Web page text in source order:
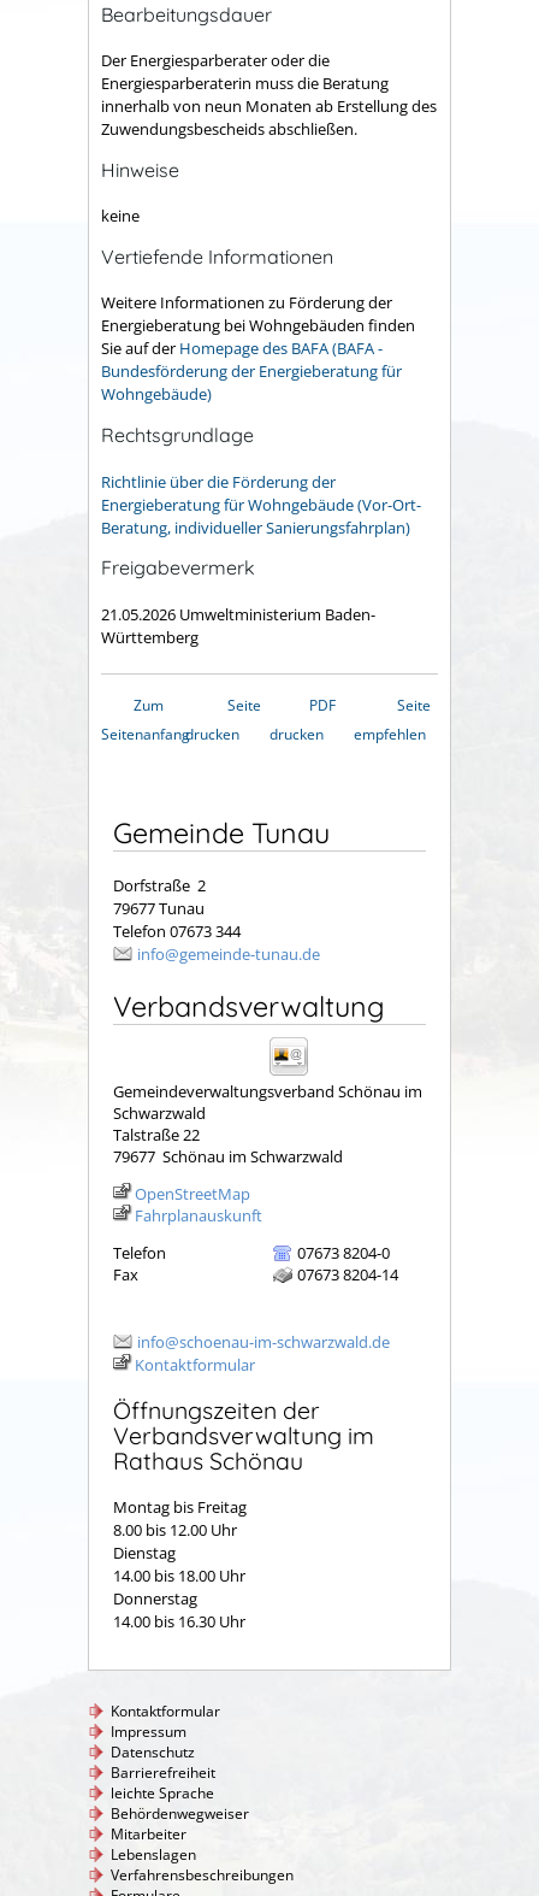
Bearbeitungsdauer
Der Energiesparberater oder die
Energiesparberaterin muss die Beratung
innerhalb von neun Monaten ab Erstellung des
Zuwendungsbescheids abschließen.
Hinweise
keine
Vertiefende Informationen
Weitere Informationen zu Förderung der
Energieberatung bei Wohngebäuden finden
Sie auf der Homepage des BAFA (BAFA -
Bundesförderung der Energieberatung für
Wohngebäude)
Rechtsgrundlage
Richtlinie über die Förderung der
Energieberatung für Wohngebäude (Vor-Ort-
Beratung, individueller Sanierungsfahrplan)
Freigabevermerk
21.05.2026 Umweltministerium Baden-
Württemberg
Zum
Seitenanfang
Seite
drucken
PDF
drucken
Seite
empfehlen
Gemeinde Tunau
Dorfstraße 2
79677 Tunau
Telefon 07673 344
info@gemeinde-tunau.de
Verbandsverwaltung
Gemeindeverwaltungsverband Schönau im
Schwarzwald
Talstraße 22
79677 Schönau im Schwarzwald
OpenStreetMap
Fahrplanauskunft
Telefon
07673 8204-0
Fax
07673 8204-14
info@schoenau-im-schwarzwald.de
Kontaktformular
Öffnungszeiten der
Verbandsverwaltung im
Rathaus Schönau
Montag bis Freitag
8.00 bis 12.00 Uhr
Dienstag
14.00 bis 18.00 Uhr
Donnerstag
14.00 bis 16.30 Uhr
Kontaktformular
Impressum
Datenschutz
Barrierefreiheit
leichte Sprache
Behördenwegweiser
Mitarbeiter
Lebenslagen
Verfahrensbeschreibungen